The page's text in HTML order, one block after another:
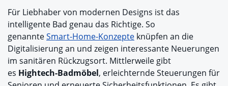
Für Liebhaber von modernen Designs ist das
intelligente Bad genau das Richtige. So
genannteSmart-Home-Konzepte knüpfen an die
Digitalisierung an und zeigen interessante Neuerungen
im sanitären Rückzugsort. Mittlerweile gibt
es Hightech-Badmöbel, erleichternde Steuerungen für